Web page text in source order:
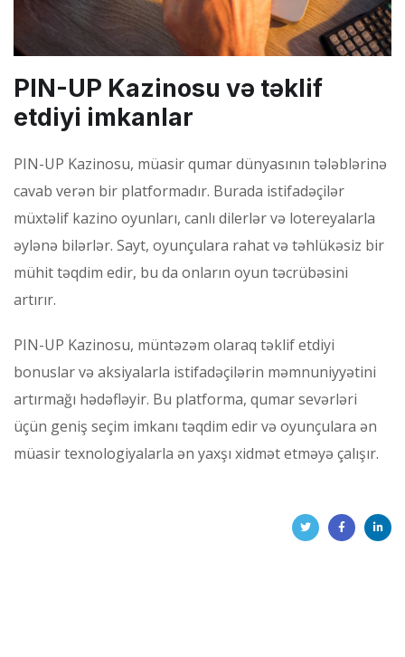
PIN-UP Kazinosu və təklif
etdiyi imkanlar
PIN-UP Kazinosu, müasir qumar dünyasının tələblərinə
cavab verən bir platformadır. Burada istifadəçilər
müxtəlif kazino oyunları, canlı dilerlər və lotereyalarla
əylənə bilərlər. Sayt, oyunçulara rahat və təhlükəsiz bir
mühit təqdim edir, bu da onların oyun təcrübəsini
artırır.
PIN-UP Kazinosu, müntəzəm olaraq təklif etdiyi
bonuslar və aksiyalarla istifadəçilərin məmnuniyyətini
artırmağı hədəfləyir. Bu platforma, qumar sevərləri
üçün geniş seçim imkanı təqdim edir və oyunçulara ən
müasir texnologiyalarla ən yaxşı xidmət etməyə çalışır.